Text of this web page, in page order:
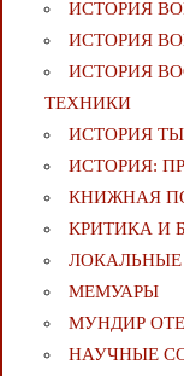
ИСТОРИЯ
ИСТОРИЯ
ИСТОРИЯ
ТЕХНИКИ
ИСТОРИЯ
ИСТОРИЯ:
КНИЖНАЯ
КРИТИКА И
МЕМУАРЫ
МУНДИР
НАУЧНЫЕ